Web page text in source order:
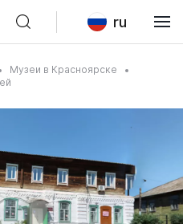
ru
Музеи в Красноярске